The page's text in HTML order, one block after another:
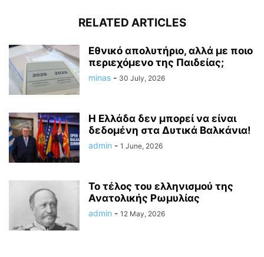
RELATED ARTICLES
Εθνικό απολυτήριο, αλλά με ποιο
περιεχόμενο της Παιδείας;
minas - 30 July, 2026
Η Ελλάδα δεν μπορεί να είναι
δεδομένη στα Δυτικά Βαλκάνια!
admin - 1 June, 2026
Το τέλος του ελληνισμού της
Ανατολικής Ρωμυλίας
admin - 12 May, 2026